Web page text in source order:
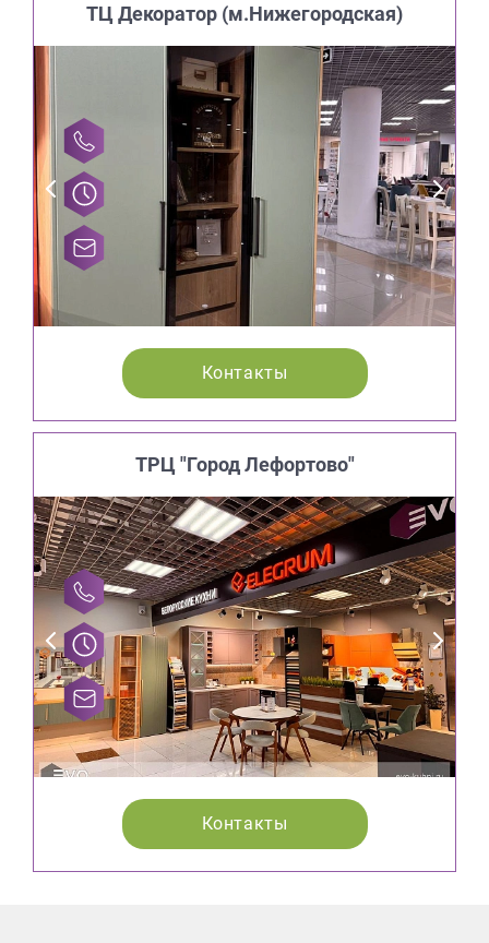
ТЦ Декоратор (м.Нижегородская)
Контакты
ТРЦ "Город Лефортово"
Контакты